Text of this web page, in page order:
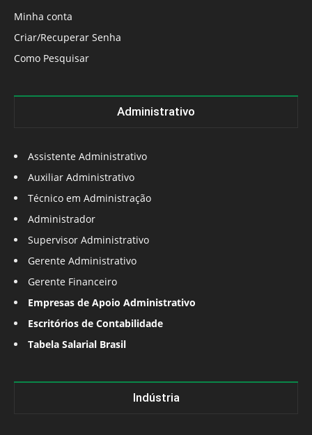
Minha conta
Criar/Recuperar Senha
Como Pesquisar
Administrativo
Assistente Administrativo
Auxiliar Administrativo
Técnico em Administração
Administrador
Supervisor Administrativo
Gerente Administrativo
Gerente Financeiro
Empresas de Apoio Administrativo
Escritórios de Contabilidade
Tabela Salarial Brasil
Indústria